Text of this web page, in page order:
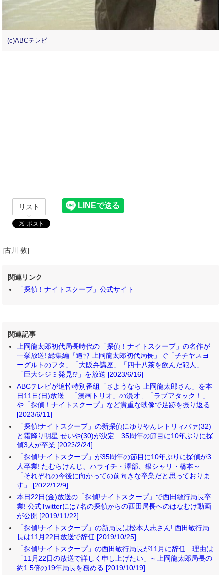
(c)ABCテレビ
リスト
[古川 敦]
関連リンク
「探偵！ナイトスクープ」公式サイト
関連記事
上岡龍太郎初代局長時代の「探偵！ナイトスクープ」の名作が
一挙放送! 総集編「追悼 上岡龍太郎初代局長」で「チチヤスヨ
ーグルトのフタ」「大阪弁講座」「四十八茶を飲んだ犯人」
「巨大シジミ発見!?」を放送 [2023/6/16]
ABCテレビが追悼特別番組「さようなら 上岡龍太郎さん」を本
日11日(日)放送 「漫画トリオ」の漫才、「ラブアタック！」
や「探偵！ナイトスクープ」など貴重な映像で足跡を振り返る
[2023/6/11]
「探偵!ナイトスクープ」の新探偵にゆりやんレトリィバァ(32)
と霜降り明星 せいや(30)が決定 35周年の節目に10年ぶりに探
偵3人が卒業 [2023/2/24]
「探偵!ナイトスクープ」が35周年の節目に10年ぶりに探偵が3
人卒業! たむらけんじ、ハライチ・澤部、銀シャリ・橋本～
「それぞれの今後に向かっての前向きな卒業だと思っておりま
す」 [2022/12/9]
本日22日(金)放送の「探偵!ナイトスクープ」で西田敏行局長卒
業! 公式Twitterには7名の探偵からの西田局長へのはなむけ動画
が公開 [2019/11/22]
「探偵!ナイトスクープ」の新局長は松本人志さん! 西田敏行局
長は11月22日放送で辞任 [2019/10/25]
「探偵!ナイトスクープ」の西田敏行局長が11月に辞任 理由は
「11月22日の放送で詳しく申し上げたい」～上岡龍太郎局長の
約1.5倍の19年局長を務める [2019/10/19]